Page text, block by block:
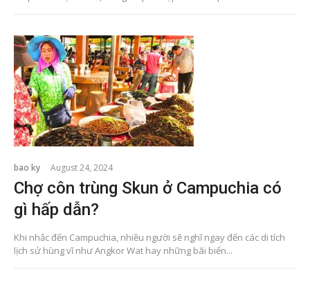
bao ky August 24, 2024
Chợ côn trùng Skun ở Campuchia có
gì hấp dẫn?
Khi nhắc đến Campuchia, nhiều người sẽ nghĩ ngay đến các di tích
lịch sử hùng vĩ như Angkor Wat hay những bãi biển...